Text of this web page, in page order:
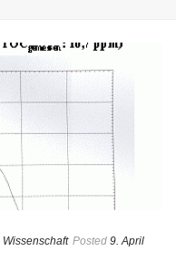
Wissenschaft Posted 9. April